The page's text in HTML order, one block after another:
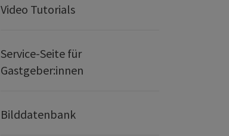
Video Tutorials
Service-Seite für
Gastgeber:innen
Bilddatenbank